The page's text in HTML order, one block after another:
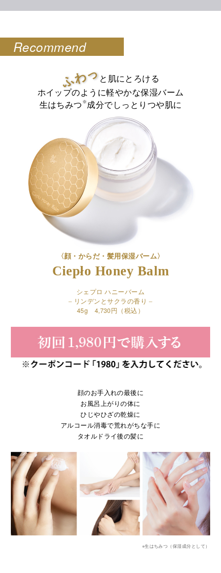
Recommend
ふわっ と肌にとろける
ホイップのように軽やかな保湿バーム
生はちみつ ※ 成分でしっとりつや肌に
〈顔・からだ・髪⽤保湿バーム〉
Ciepło Honey Balm
シェプロ ハニーバーム
– リンデンとサクラの⾹り –
45g 4,730円（税込）
顔のお手入れの最後に
お風呂上がりの体に
ひじやひざの乾燥に
アルコール消毒で荒れがちな手に
タオルドライ後の髪に
※生はちみつ（保湿成分として）